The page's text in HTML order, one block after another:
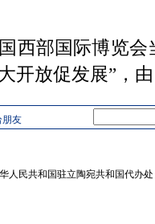
西部国际博览
放促发展”，
朋友
人民共和国驻立陶宛共和国代办处